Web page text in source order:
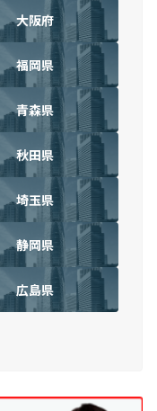
大阪府
福岡県
青森県
秋田県
埼玉県
静岡県
広島県